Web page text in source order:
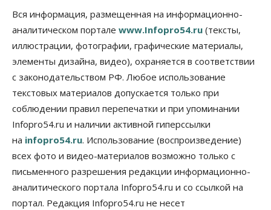
В Новосибирске прошёл митинг
против нового закона о памятниках
07 Августа 2026, 18:00
Бизнес
В аэропорту Толмачёво завершены работы по
бетонированию рулежных дорожек
07 Августа 2026, 17:00
Бизнес Общество
Новосибирцы стали реже оформлять
дома по упрощенной схеме
07 Августа 2026, 16:00
Общество Право&Порядок
Роспотребнадзор изъял почти полторы тонны
мяса в Новосибирской области
Вся информация, размещенная на информационно-
аналитическом портале www.Infopro54.ru (тексты,
иллюстрации, фотографии, графические материалы,
элементы дизайна, видео), охраняется в соответствии
с законодательством РФ. Любое использование
текстовых материалов допускается только при
соблюдении правил перепечатки и при упоминании
Infopro54.ru и наличии активной гиперссылки
на infopro54.ru. Использование (воспроизведение)
всех фото и видео-материалов возможно только с
письменного разрешения редакции информационно-
аналитического портала Infopro54.ru и со ссылкой на
портал. Редакция Infopro54.ru не несет